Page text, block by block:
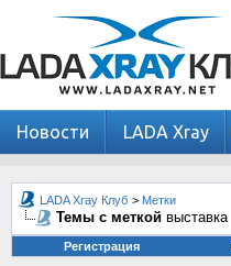
Новости LADA Xray
LADA Xray Клуб > Метки
Темы с меткой выставка
Регистрация